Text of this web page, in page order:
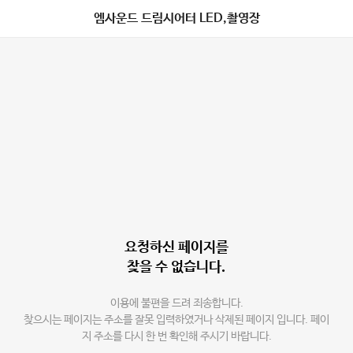
엠사운드 드림시어터 LED,촬영장
요청하신 페이지를
찾을 수 없습니다.
이용에 불편을 드려 죄송합니다.
찾으시는 페이지는 주소를 잘못 입력하였거나 삭제된 페이지 입니다. 페이
지 주소를 다시 한 번 확인해 주시기 바랍니다.